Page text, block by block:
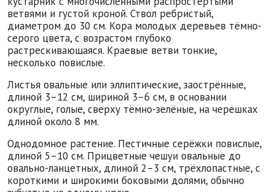
ветвями и густой кроной. Ствол ребристый,
диаметром до 30 см. Кора молодых деревьев тёмно-
серого цвета, с возрастом глубоко
растрескивающаяся. Краевые ветви тонкие,
несколько повислые.
Листья овальные или эллиптические, заострённые,
длиной 3–12 см, шириной 3–6 см, в основании
округлые, голые, сверху тёмно-зелёные, на черешках
длиной около 8 мм.
Однодомное растение. Пестичные серёжки повислые,
длиной 5–10 см. Прицветные чешуи овальные до
овально-ланцетных, длиной 2–3 см, трёхлопастные, с
короткими и широкими боковыми долями, обычно